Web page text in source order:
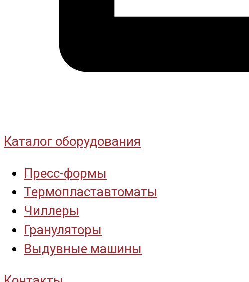
Каталог оборудования
Пресс-формы
Термопластавтоматы
Чиллеры
Грануляторы
Выдувные машины